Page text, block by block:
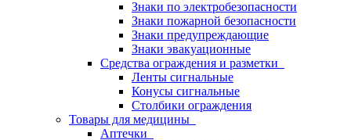
Знаки по электробезопасности
Знаки пожарной безопасности
Знаки предупреждающие
Знаки эвакуационные
Средства ограждения и разметки
Ленты сигнальные
Конусы сигнальные
Столбики ограждения
Товары для медицины
Аптечки